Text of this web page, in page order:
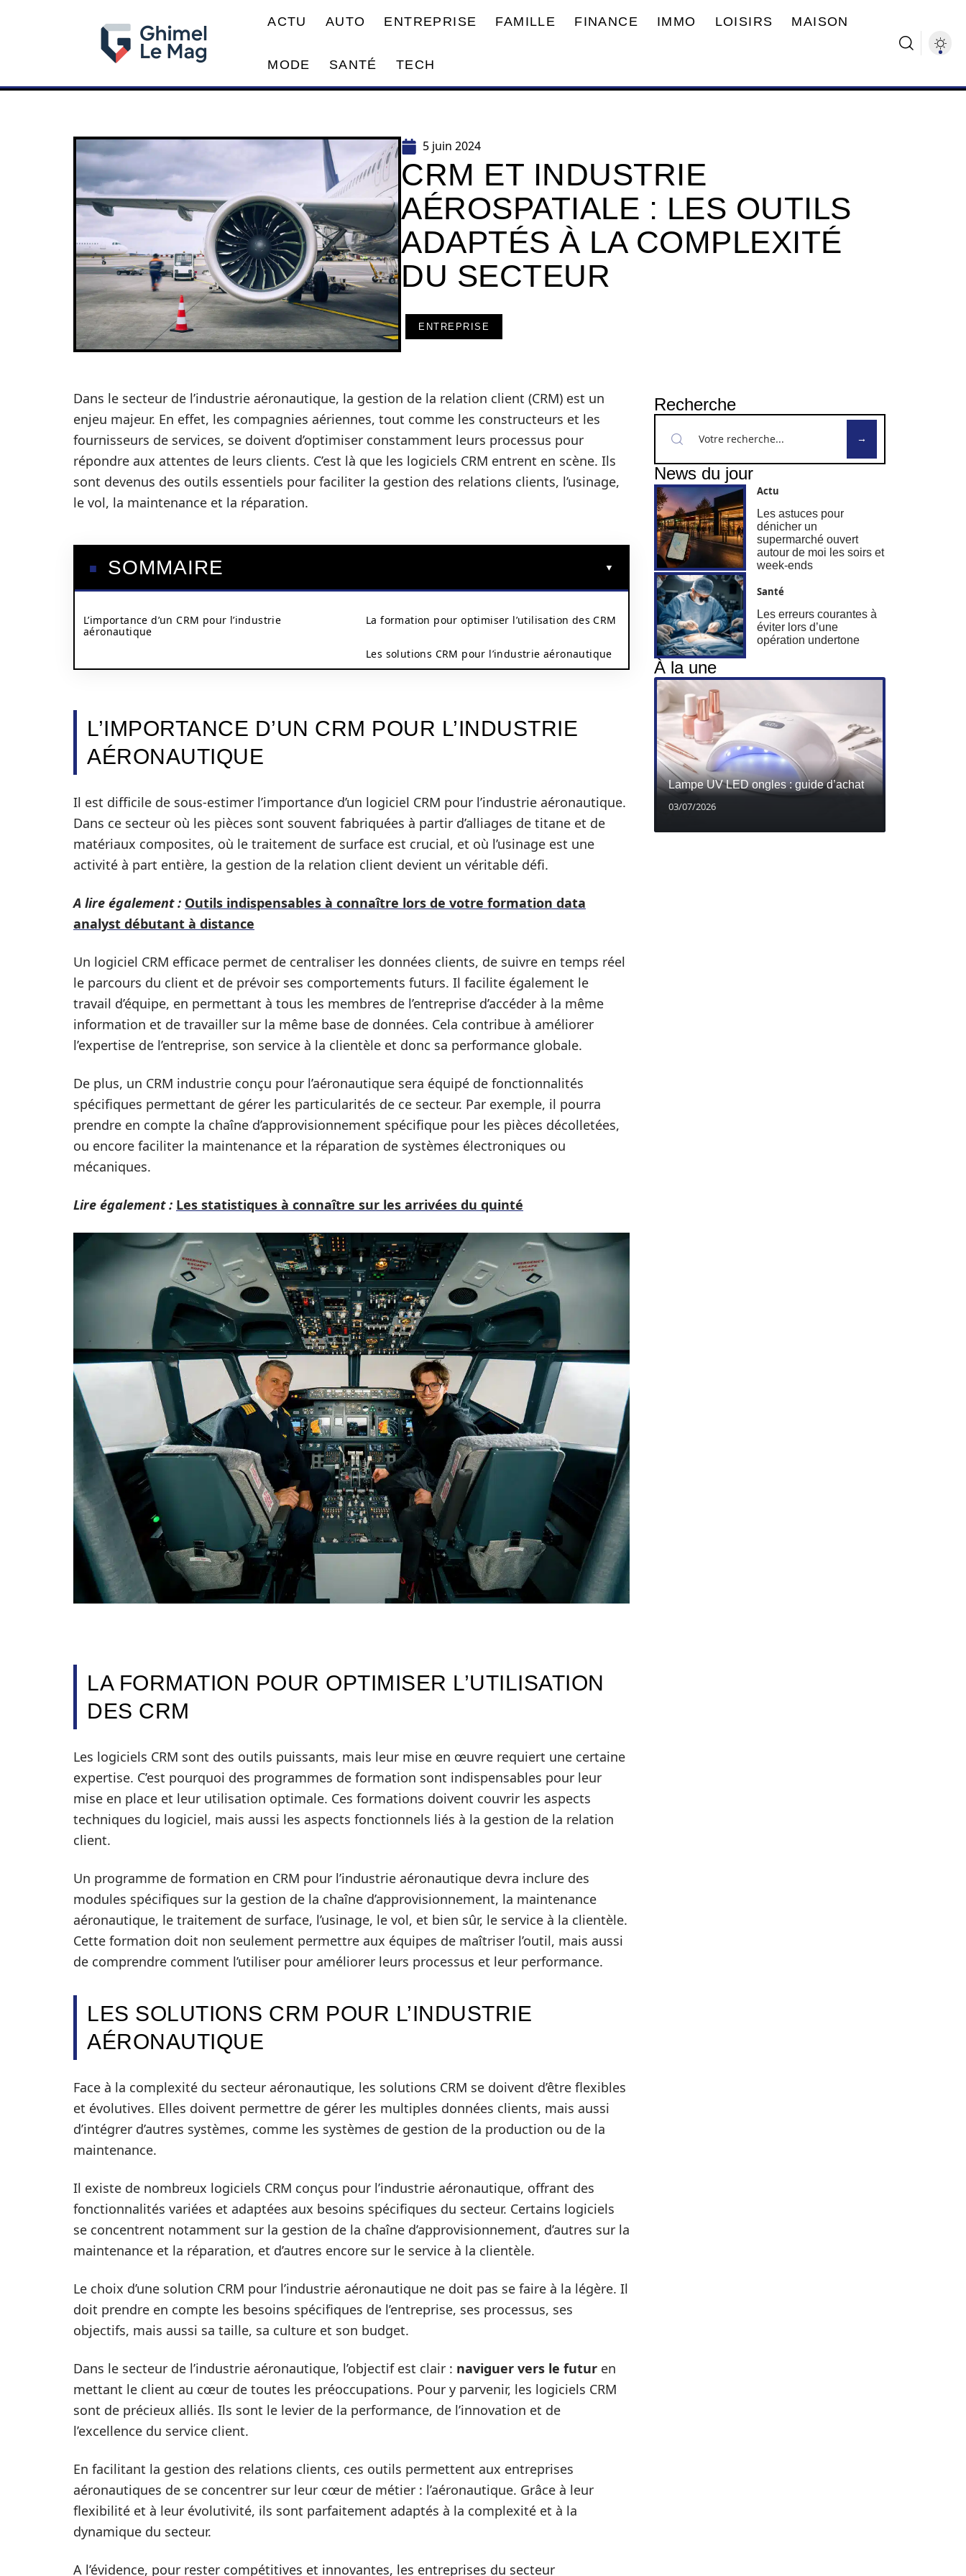
ACTU AUTO ENTREPRISE FAMILLE FINANCE IMMO LOISIRS MAISON
MODE SANTÉ TECH
5 juin 2024
CRM ET INDUSTRIE
AÉROSPATIALE : LES OUTILS
ADAPTÉS À LA COMPLEXITÉ
DU SECTEUR
ENTREPRISE
Dans le secteur de l’industrie aéronautique, la gestion de la relation client (CRM) est un
enjeu majeur. En effet, les compagnies aériennes, tout comme les constructeurs et les
fournisseurs de services, se doivent d’optimiser constamment leurs processus pour
répondre aux attentes de leurs clients. C’est là que les logiciels CRM entrent en scène. Ils
sont devenus des outils essentiels pour faciliter la gestion des relations clients, l’usinage,
le vol, la maintenance et la réparation.
SOMMAIRE
L’importance d’un CRM pour l’industrie
aéronautique
La formation pour optimiser l’utilisation des CRM
Les solutions CRM pour l’industrie aéronautique
L’IMPORTANCE D’UN CRM POUR L’INDUSTRIE
AÉRONAUTIQUE
Il est difficile de sous-estimer l’importance d’un logiciel CRM pour l’industrie aéronautique.
Dans ce secteur où les pièces sont souvent fabriquées à partir d’alliages de titane et de
matériaux composites, où le traitement de surface est crucial, et où l’usinage est une
activité à part entière, la gestion de la relation client devient un véritable défi.
A lire également : Outils indispensables à connaître lors de votre formation data
analyst débutant à distance
Un logiciel CRM efficace permet de centraliser les données clients, de suivre en temps réel
le parcours du client et de prévoir ses comportements futurs. Il facilite également le
travail d’équipe, en permettant à tous les membres de l’entreprise d’accéder à la même
information et de travailler sur la même base de données. Cela contribue à améliorer
l’expertise de l’entreprise, son service à la clientèle et donc sa performance globale.
De plus, un CRM industrie conçu pour l’aéronautique sera équipé de fonctionnalités
spécifiques permettant de gérer les particularités de ce secteur. Par exemple, il pourra
prendre en compte la chaîne d’approvisionnement spécifique pour les pièces décolletées,
ou encore faciliter la maintenance et la réparation de systèmes électroniques ou
mécaniques.
Lire également : Les statistiques à connaître sur les arrivées du quinté
LA FORMATION POUR OPTIMISER L’UTILISATION
DES CRM
Les logiciels CRM sont des outils puissants, mais leur mise en œuvre requiert une certaine
expertise. C’est pourquoi des programmes de formation sont indispensables pour leur
mise en place et leur utilisation optimale. Ces formations doivent couvrir les aspects
techniques du logiciel, mais aussi les aspects fonctionnels liés à la gestion de la relation
client.
Un programme de formation en CRM pour l’industrie aéronautique devra inclure des
modules spécifiques sur la gestion de la chaîne d’approvisionnement, la maintenance
aéronautique, le traitement de surface, l’usinage, le vol, et bien sûr, le service à la clientèle.
Cette formation doit non seulement permettre aux équipes de maîtriser l’outil, mais aussi
de comprendre comment l’utiliser pour améliorer leurs processus et leur performance.
LES SOLUTIONS CRM POUR L’INDUSTRIE
AÉRONAUTIQUE
Face à la complexité du secteur aéronautique, les solutions CRM se doivent d’être flexibles
et évolutives. Elles doivent permettre de gérer les multiples données clients, mais aussi
d’intégrer d’autres systèmes, comme les systèmes de gestion de la production ou de la
maintenance.
Il existe de nombreux logiciels CRM conçus pour l’industrie aéronautique, offrant des
fonctionnalités variées et adaptées aux besoins spécifiques du secteur. Certains logiciels
se concentrent notamment sur la gestion de la chaîne d’approvisionnement, d’autres sur la
maintenance et la réparation, et d’autres encore sur le service à la clientèle.
Le choix d’une solution CRM pour l’industrie aéronautique ne doit pas se faire à la légère. Il
doit prendre en compte les besoins spécifiques de l’entreprise, ses processus, ses
objectifs, mais aussi sa taille, sa culture et son budget.
Dans le secteur de l’industrie aéronautique, l’objectif est clair : naviguer vers le futur en
mettant le client au cœur de toutes les préoccupations. Pour y parvenir, les logiciels CRM
sont de précieux alliés. Ils sont le levier de la performance, de l’innovation et de
l’excellence du service client.
En facilitant la gestion des relations clients, ces outils permettent aux entreprises
aéronautiques de se concentrer sur leur cœur de métier : l’aéronautique. Grâce à leur
flexibilité et à leur évolutivité, ils sont parfaitement adaptés à la complexité et à la
dynamique du secteur.
A l’évidence, pour rester compétitives et innovantes, les entreprises du secteur
Recherche
News du jour
Actu
Les astuces pour
dénicher un
supermarché ouvert
autour de moi les soirs et
week-ends
Santé
Les erreurs courantes à
éviter lors d’une
opération undertone
À la une
Lampe UV LED ongles : guide d’achat
03/07/2026